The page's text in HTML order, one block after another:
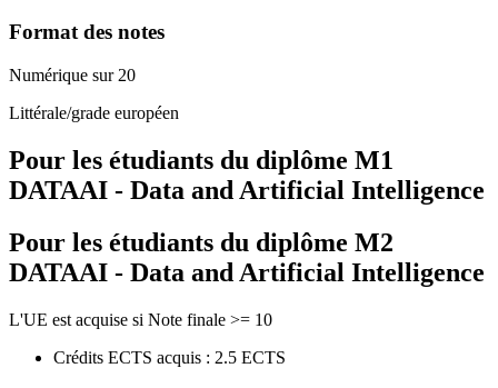
Format des notes
Numérique sur 20
Littérale/grade européen
Pour les étudiants du diplôme M1
DATAAI - Data and Artificial Intelligence
Pour les étudiants du diplôme M2
DATAAI - Data and Artificial Intelligence
L'UE est acquise si Note finale >= 10
Crédits ECTS acquis : 2.5 ECTS